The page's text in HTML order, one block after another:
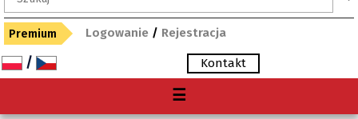
Premium Logowanie / Rejestracja
/ Kontakt
☰
O nas